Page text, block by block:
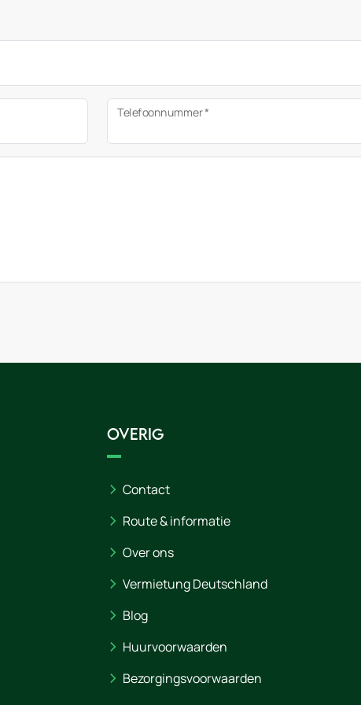
Telefoonnummer *
Overig
Contact
Route & informatie
Over ons
Vermietung Deutschland
Blog
Huurvoorwaarden
Bezorgingsvoorwaarden